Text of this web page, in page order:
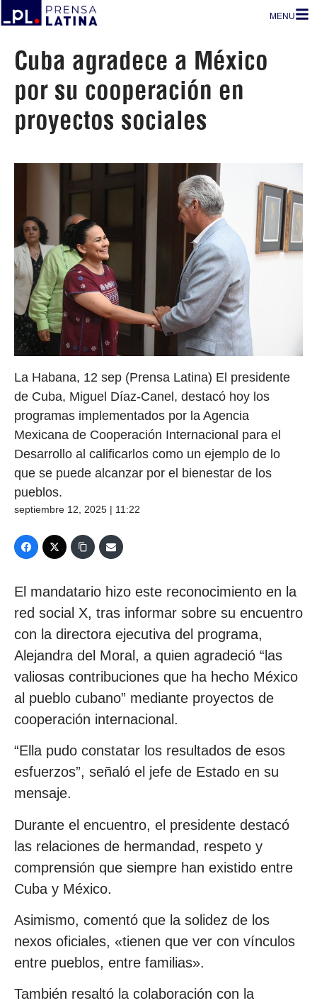
MENU
Cuba agradece a México
por su cooperación en
proyectos sociales
La Habana, 12 sep (Prensa Latina) El presidente
de Cuba, Miguel Díaz-Canel, destacó hoy los
programas implementados por la Agencia
Mexicana de Cooperación Internacional para el
Desarrollo al calificarlos como un ejemplo de lo
que se puede alcanzar por el bienestar de los
pueblos.
septiembre 12, 2025 | 11:22
El mandatario hizo este reconocimiento en la
red social X, tras informar sobre su encuentro
con la directora ejecutiva del programa,
Alejandra del Moral, a quien agradeció “las
valiosas contribuciones que ha hecho México
al pueblo cubano” mediante proyectos de
cooperación internacional.
“Ella pudo constatar los resultados de esos
esfuerzos”, señaló el jefe de Estado en su
mensaje.
Durante el encuentro, el presidente destacó
las relaciones de hermandad, respeto y
comprensión que siempre han existido entre
Cuba y México.
Asimismo, comentó que la solidez de los
nexos oficiales, «tienen que ver con vínculos
entre pueblos, entre familias».
También resaltó la colaboración con la